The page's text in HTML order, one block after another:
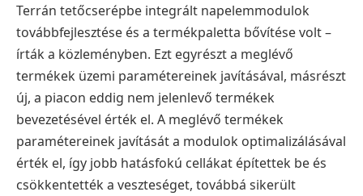
Terrán tetőcserépbe integrált napelemmodulok
továbbfejlesztése és a termékpaletta bővítése volt –
írták a közleményben. Ezt egyrészt a meglévő
termékek üzemi paramétereinek javításával, másrészt
új, a piacon eddig nem jelenlevő termékek
bevezetésével érték el. A meglévő termékek
paramétereinek javítását a modulok optimalizálásával
érték el, így jobb hatásfokú cellákat építettek be és
csökkentették a veszteséget, továbbá sikerült